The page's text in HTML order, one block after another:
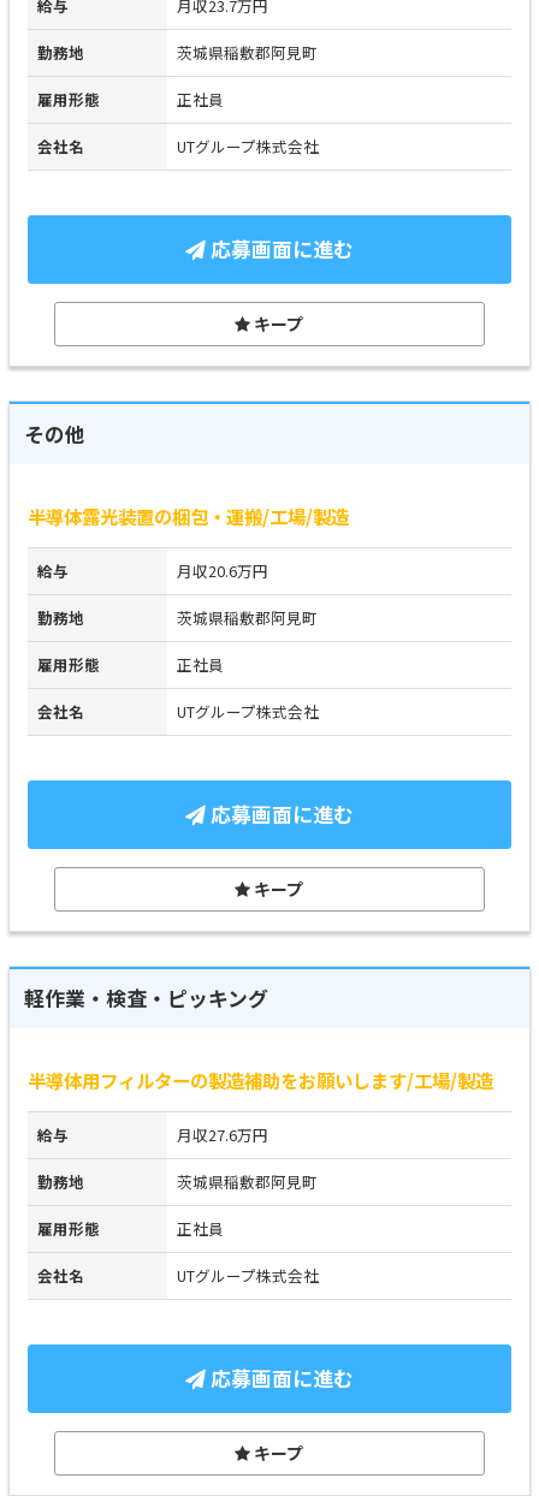
給与 月収23.7万円
勤務地 茨城県稲敷郡阿見町
雇用形態 正社員
会社名 UTグループ株式会社
応募画面に進む
キープ
その他
半導体露光装置の梱包・運搬/工場/製造
給与 月収20.6万円
勤務地 茨城県稲敷郡阿見町
雇用形態 正社員
会社名 UTグループ株式会社
応募画面に進む
キープ
軽作業・検査・ピッキング
半導体用フィルターの製造補助をお願いします/工場/製造
給与 月収27.6万円
勤務地 茨城県稲敷郡阿見町
雇用形態 正社員
会社名 UTグループ株式会社
応募画面に進む
キープ